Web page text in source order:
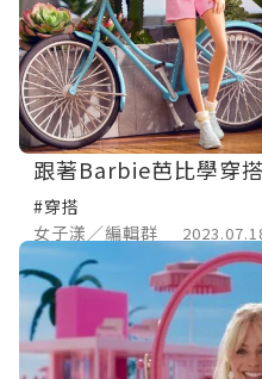
跟著Barbie芭比學穿
#穿搭
女子漾／編輯群